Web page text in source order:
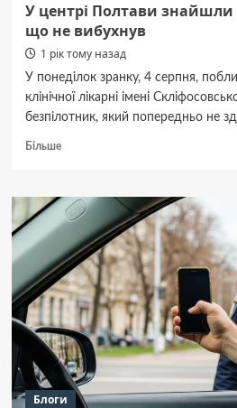
У центрі Полтави знайшли
що не вибухнув
1 рік тому назад
У понеділок зранку, 4 серпня,
клінічної лікарні імені
безпілотник, який попередньо не
БільшеДокладніше
центрі
Полтави
знайшли
російський
БпЛА,
що
не
вибухнув
Блоги